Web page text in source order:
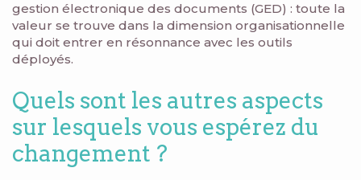
gestion électronique des documents (GED) : toute la
valeur se trouve dans la dimension organisationnelle
qui doit entrer en résonnance avec les outils
déployés.
Quels sont les autres aspects
sur lesquels vous espérez du
changement ?